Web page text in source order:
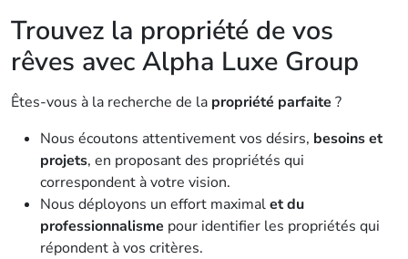
Trouvez la propriété de vos
rêves avec Alpha Luxe Group
Êtes-vous à la recherche de la propriété parfaite ?
Nous écoutons attentivement vos désirs, besoins et
projets, en proposant des propriétés qui
correspondent à votre vision.
Nous déployons un effort maximalet du
professionnalisme pour identifier les propriétés qui
répondent à vos critères.